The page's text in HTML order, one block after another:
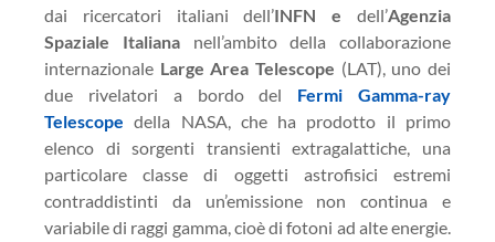
dai ricercatori italiani dell’INFN e dell’Agenzia
Spaziale Italiananell’ambito della collaborazione
internazionale Large Area Telescope (LAT), uno dei
due rivelatori a bordo del Fermi Gamma-ray
Telescope della NASA, che ha prodotto il primo
elenco di sorgenti transienti extragalattiche, una
particolare classe di oggetti astrofisici estremi
contraddistinti da un’emissione non continua e
variabile di raggi gamma, cioè di fotoni ad alte energie.